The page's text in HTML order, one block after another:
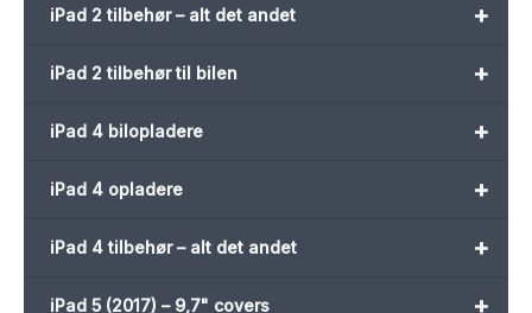
+
iPad 2 tilbehør – alt det andet
+
iPad 2 tilbehør til bilen
+
iPad 4 bilopladere
+
iPad 4 opladere
+
iPad 4 tilbehør – alt det andet
+
iPad 5 (2017) – 9,7" covers